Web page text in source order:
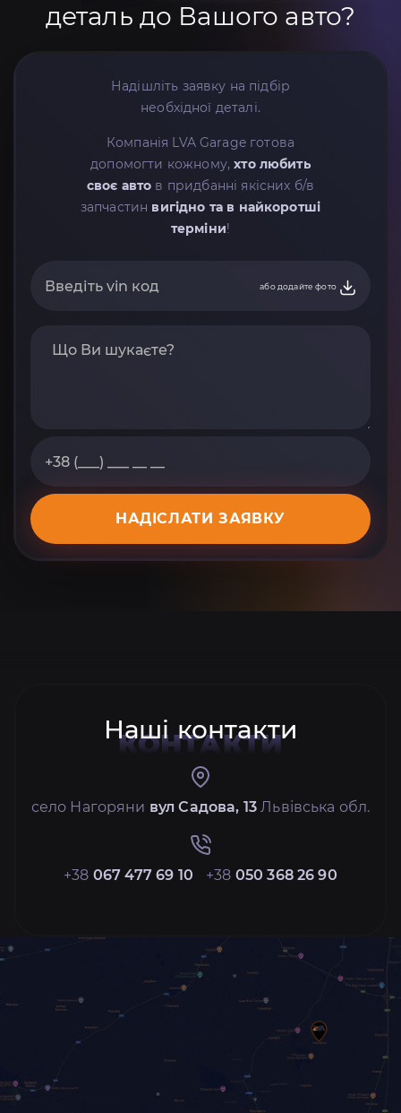
деталь до Вашого авто?
Надішліть заявку на підбір
необхідної деталі.
Компанія LVA Garage готова
допомогти кожному,хто любить
своє авто в придбанні якісних б/в
запчастин вигідно та в найкоротші
терміни!
або додайте фото
НАДІСЛАТИ ЗАЯВКУ
Наші контакти
КОНТАКТИ
село Нагоряни вул Садова, 13 Львівська обл.
+38 067 477 69 10 +38 050 368 26 90